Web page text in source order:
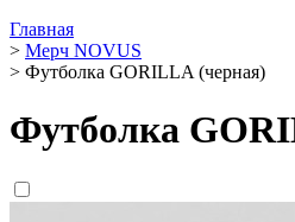
Главная
> Мерч NOVUS
> Футболка GORILLA (черная)
Футболка